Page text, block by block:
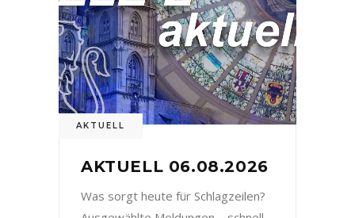
AKTUELL
AKTUELL 06.08.2026
Was sorgt heute für Schlagzeilen?